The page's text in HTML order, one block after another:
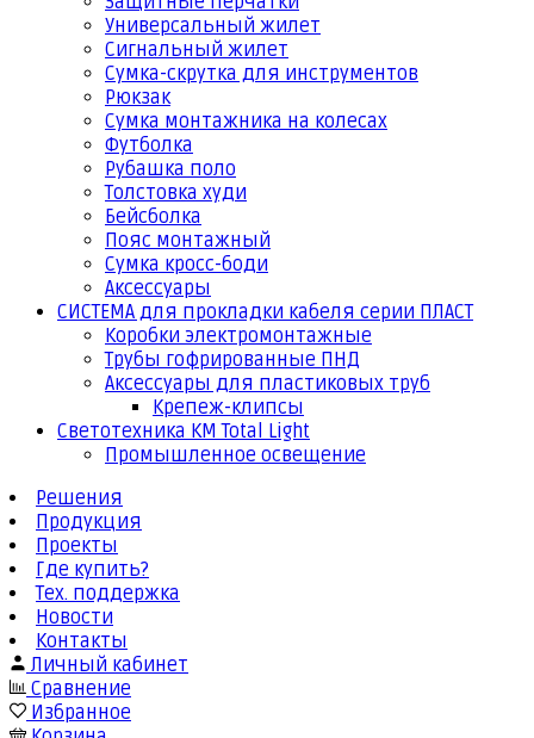
Универсальный жилет
Сигнальный жилет
Сумка-скрутка для инструментов
Рюкзак
Сумка монтажника на колесах
Футболка
Рубашка поло
Толстовка худи
Бейсболка
Пояс монтажный
Сумка кросс-боди
Аксессуары
СИСТЕМА для прокладки кабеля серии ПЛАСТ
Коробки электромонтажные
Трубы гофрированные ПНД
Аксессуары для пластиковых труб
Крепеж-клипсы
Светотехника КМ Total Light
Промышленное освещение
Решения
Продукция
Проекты
Где купить?
Тех. поддержка
Новости
Контакты
Личный кабинет
Сравнение
Избранное